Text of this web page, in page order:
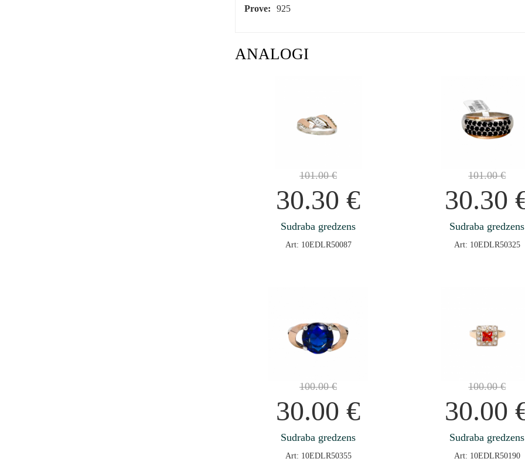
Prove: 925
ANALOGI
101.00€
30.30€
Sudraba gredzens
Art: 10EDLR50087
101.00€
30.30
Sudraba gredzens
Art: 10EDLR50325
100.00€
30.00€
Sudraba gredzens
Art: 10EDLR50355
100.00€
30.00
Sudraba gredzens
Art: 10EDLR50190